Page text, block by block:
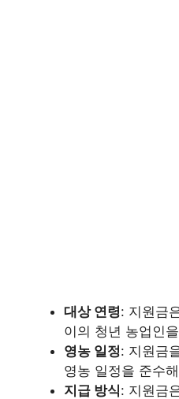
대상 연령: 지원금
이의 청년 농업인
영농 일정: 지원금
영농 일정을 준수
지급 방식: 지원금